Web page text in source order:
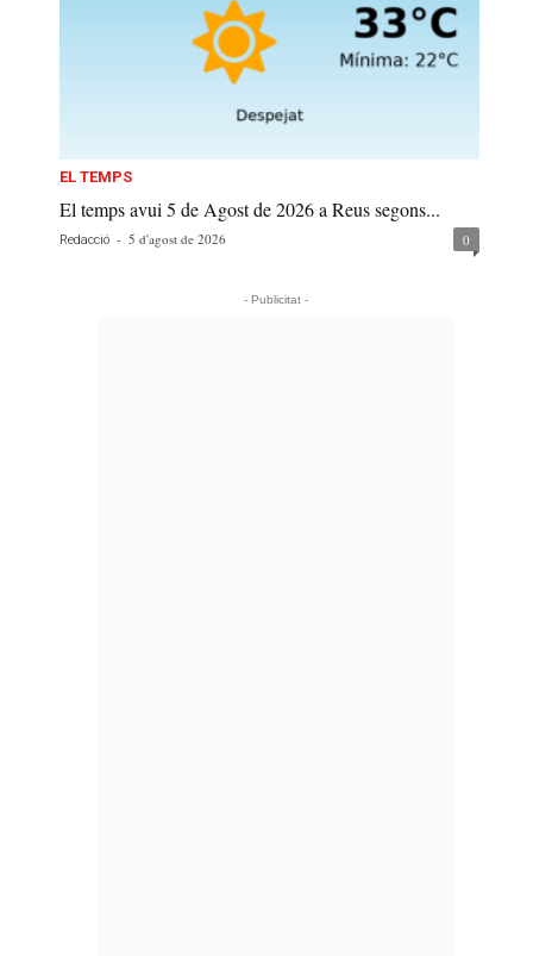
EL TEMPS
El temps avui 5 de Agost de 2026 a Reus segons...
Redacció - 5 d'agost de 2026 0
- Publicitat -